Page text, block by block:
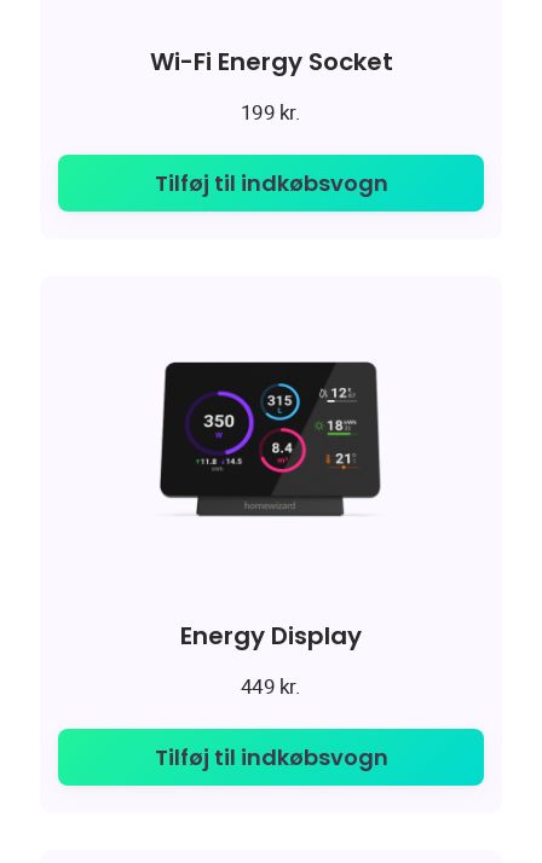
Wi-Fi Energy Socket
199 kr.
Tilføj til indkøbsvogn
Energy Display
449 kr.
Tilføj til indkøbsvogn